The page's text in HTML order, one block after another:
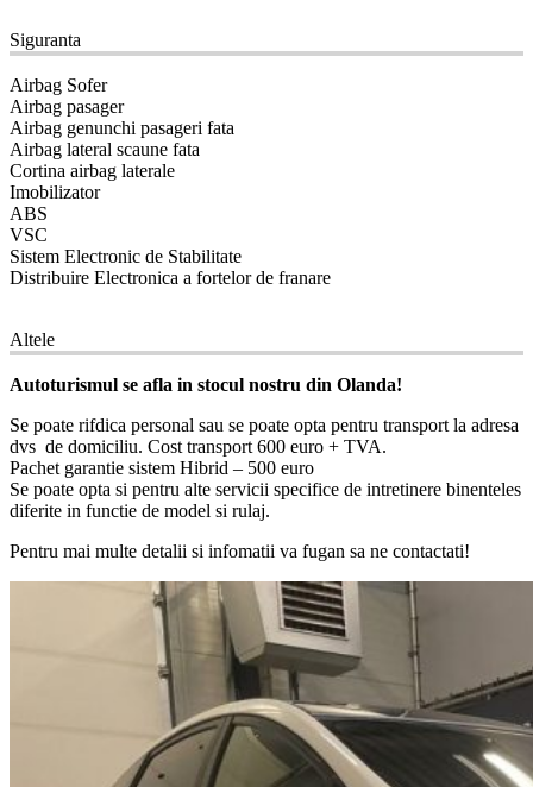
Siguranta
Airbag Sofer
Airbag pasager
Airbag genunchi pasageri fata
Airbag lateral scaune fata
Cortina airbag laterale
Imobilizator
ABS
VSC
Sistem Electronic de Stabilitate
Distribuire Electronica a fortelor de franare
Altele
Autoturismul se afla in stocul nostru din Olanda!
Se poate rifdica personal sau se poate opta pentru transport la adresa
dvs de domiciliu. Cost transport 600 euro + TVA.
Pachet garantie sistem Hibrid – 500 euro
Se poate opta si pentru alte servicii specifice de intretinere binenteles
diferite in functie de model si rulaj.
Pentru mai multe detalii si infomatii va fugan sa ne contactati!